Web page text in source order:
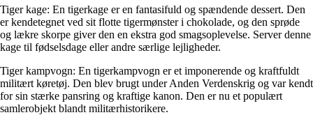
Tiger kage: En tigerkage er en fantasifuld og spændende dessert. Den
er kendetegnet ved sit flotte tigermønster i chokolade, og den sprøde
og lækre skorpe giver den en ekstra god smagsoplevelse. Server denne
kage til fødselsdage eller andre særlige lejligheder.
Tiger kampvogn: En tigerkampvogn er et imponerende og kraftfuldt
militært køretøj. Den blev brugt under Anden Verdenskrig og var kendt
for sin stærke pansring og kraftige kanon. Den er nu et populært
samlerobjekt blandt militærhistorikere.